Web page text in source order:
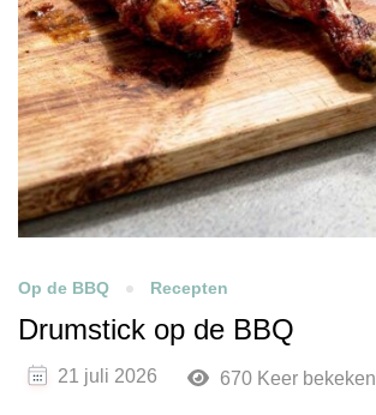
Op de BBQ Recepten
Drumstick op de BBQ
21 juli 2026 670 Keer bekeken